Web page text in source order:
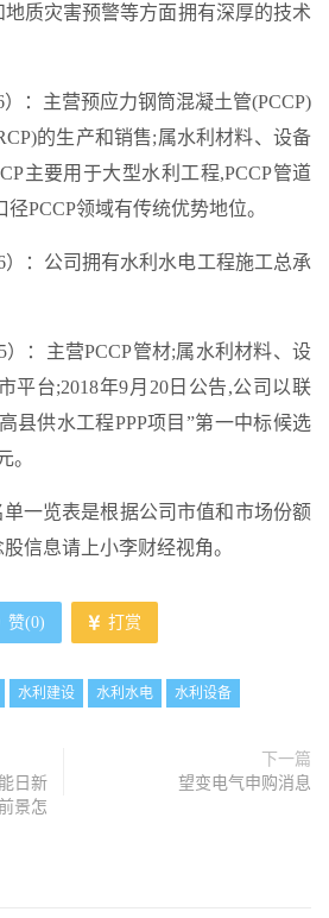
质灾害预警等方面拥有深厚的技术
：主营预应力钢筒混凝土管(PCCP)
的生产和销售;属水利材料、设备
主要用于大型水利工程,PCCP管道
PCCP领域有传统优势地位。
）：公司拥有水利水电工程施工总承
）：主营PCCP管材;属水利材料、设
平台;2018年9月20日公告,公司以联
县供水工程PPP项目”第一中标候选
。
一览表是根据公司市值和市场份额
信息请上小李财经视角。
赞(0) 打赏
水利建设 水利水电 水利设备
日新
景怎
下一篇
望变电气申购消息